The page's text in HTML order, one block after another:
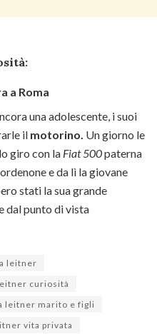
a Roma
una adolescente, i suoi
il motorino. Un giorno le
giro con la Fiat 500paterna
e da lì la giovane
stati la sua grande
dal punto di vista
leitner
curiosità
leitner marito e figli
vita privata